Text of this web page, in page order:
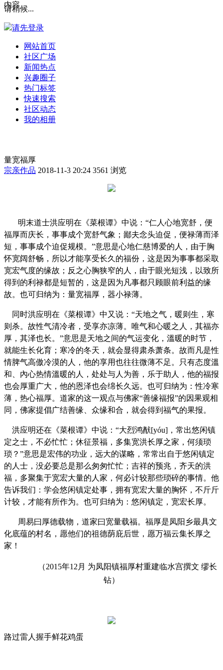
请稍候...
请先登录
网站首页
社区广场
新闻热点
兴趣圈子
热门标签
快速搜索
社区动态
我的相册
内容
量宽福厚
宗亲作品 2018-11-3 20:24 3561 浏览
明末道士洪应明在《菜根谭》中说： “仁人心地宽舒，便
福厚而庆长，事事成个宽舒气象；鄙夫念头迫促，便禄薄而泽
短，事事成个迫促规模。 ”意思是心地仁慈博爱的人，由于胸
怀宽阔舒畅，所以才能享受长久的福份，这是因为事事都采取
宽宏气度的缘故；反之心胸狭窄的人，由于眼光短浅，以致所
得到的利禄都是短暂的，这是因为凡事都只顾眼前利益的缘
故。也可归纳为：量宽福厚，器小禄薄。
同时洪应明在《菜根谭》中又说： “天地之气，暖则生，寒
则杀。故性气清冷者，受享亦凉薄。唯气和心暖之人，其福亦
厚，其泽也长。 ”意思是天地之间的气运变化，溫暖的时节，
就能生长化育；寒冷的冬天，就会显得肃杀萧条。故而凡是性
情脾气高傲冷漠的人，他的享用也往往微薄不足。只有态度溫
和、內心热情溫暖的人，处处与人为善，乐于助人，他的福报
也会厚重广大，他的恩泽也会绵长久远。也可归纳为：性冷寒
薄，热心福厚。道家的这一观点与佛家“善缘福报”的因果观相
同，佛家提倡广结善缘、众缘和合，就会得到福气的果报。
洪应明还在《菜根谭》中说： “大烈鸿猷[yóu] ，常出悠闲镇
定之士，不必忙忙；休征景福，多集宽洪长厚之家，何须琐
琐？ ”意思是宏伟的功业，远大的谋略，常常出自于悠闲镇定
的人士，没必要总是那么匆匆忙忙；吉祥的预兆，齐天的洪
福，多聚集于宽宏大量的人家，何必计较那些琐碎的事情。他
告诉我们：学会悠闲镇定处事，拥有宽宏大量的胸怀，不斤斤
计较，才能有所作为。也可归纳为：悠闲镇定，宽宏长厚。
周易曰厚德载物，道家曰宽量载福。福厚是凤阳乡最具文
化底蕴的村名，愿他们的祖德荫庇后世，愿万福云集长厚之
家！
（2015年12 月 为凤阳镇福厚村重建临水宫撰文 缪长
钻）
路过雷人 握手鲜花鸡蛋